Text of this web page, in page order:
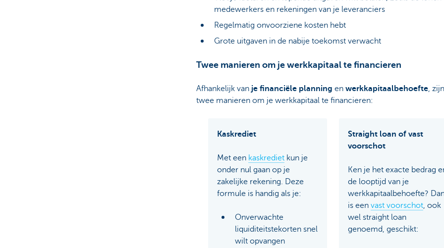
medewerkers en rekeningen van je leveranciers
Regelmatig onvoorziene kosten hebt
Grote uitgaven in de nabije toekomst verwacht
Twee manieren om je werkkapitaal te financieren
Afhankelijk van je financiële planning en werkkapitaalbehoefte,
twee manieren om je werkkapitaal te financieren:
Kaskrediet
Met een kaskredietkun je
onder nul gaan op je
zakelijke rekening. Deze
formule is handig als je:
Onverwachte
liquiditeitstekorten snel
wilt opvangen
Straight loan of vast
voorschot
Ken je het exacte bedrag
de looptijd van je
werkkapitaalbehoefte?
is een vast voorschot, ook
wel straight loan
genoemd, geschikt: